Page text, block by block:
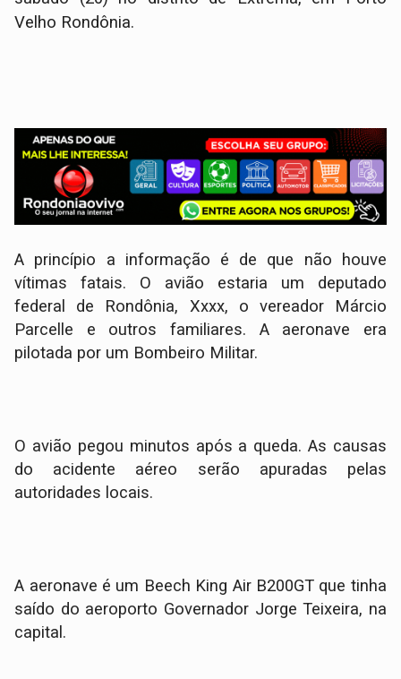
Velho Rondônia.
A princípio a informação é de que não houve
vítimas fatais. O avião estaria um deputado
federal de Rondônia, Xxxx, o vereador Márcio
Parcelle e outros familiares. A aeronave era
pilotada por um Bombeiro Militar.
O avião pegou minutos após a queda. As causas
do acidente aéreo serão apuradas pelas
autoridades locais.
A aeronave é um Beech King Air B200GT que tinha
saído do aeroporto Governador Jorge Teixeira, na
capital.